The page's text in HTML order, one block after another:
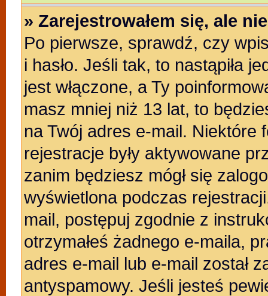
» Zarejestrowałem się, ale
Po pierwsze, sprawdź, czy
i hasło. Jeśli tak, to nastąpiła
jest włączone, a Ty
masz mniej niż 13 lat, to
na Twój adres e-mail. Niektóre
rejestracje były aktywowane
zanim będziesz mógł się
wyświetlona podczas
mail, postępuj zgodnie z
otrzymałeś żadnego e-maila,
adres e-mail lub e-mail został
antyspamowy. Jeśli jesteś